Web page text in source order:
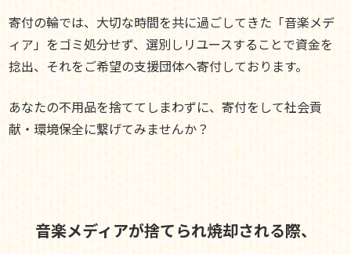
寄付の輪では、大切な時間を共に過ごしてきた「音楽メデ
ィア」をゴミ処分せず、選別しリユースすることで資金を
捻出、それをご希望の支援団体へ寄付しております。
あなたの不用品を捨ててしまわずに、寄付をして社会貢
献・環境保全に繋げてみませんか？
音楽メディアが捨てられ焼却される際、